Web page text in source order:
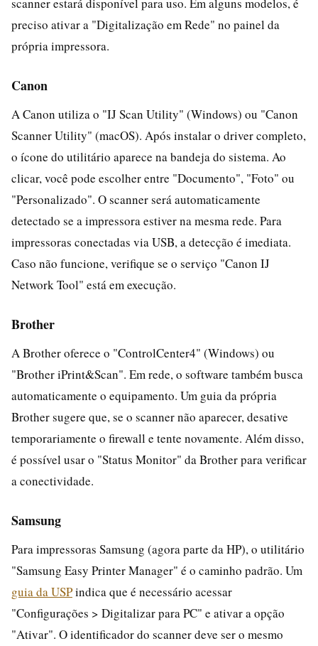
preciso ativar a "Digitalização em Rede" no painel da
própria impressora.
Canon
A Canon utiliza o "IJ Scan Utility" (Windows) ou "Canon
Scanner Utility" (macOS). Após instalar o driver completo,
o ícone do utilitário aparece na bandeja do sistema. Ao
clicar, você pode escolher entre "Documento", "Foto" ou
"Personalizado". O scanner será automaticamente
detectado se a impressora estiver na mesma rede. Para
impressoras conectadas via USB, a detecção é imediata.
Caso não funcione, verifique se o serviço "Canon IJ
Network Tool" está em execução.
Brother
A Brother oferece o "ControlCenter4" (Windows) ou
"Brother iPrint&Scan". Em rede, o software também busca
automaticamente o equipamento. Um guia da própria
Brother sugere que, se o scanner não aparecer, desative
temporariamente o firewall e tente novamente. Além disso,
é possível usar o "Status Monitor" da Brother para verificar
a conectividade.
Samsung
Para impressoras Samsung (agora parte da HP), o utilitário
"Samsung Easy Printer Manager" é o caminho padrão. Um
guia da USPindica que é necessário acessar
"Configurações > Digitalizar para PC" e ativar a opção
"Ativar". O identificador do scanner deve ser o mesmo